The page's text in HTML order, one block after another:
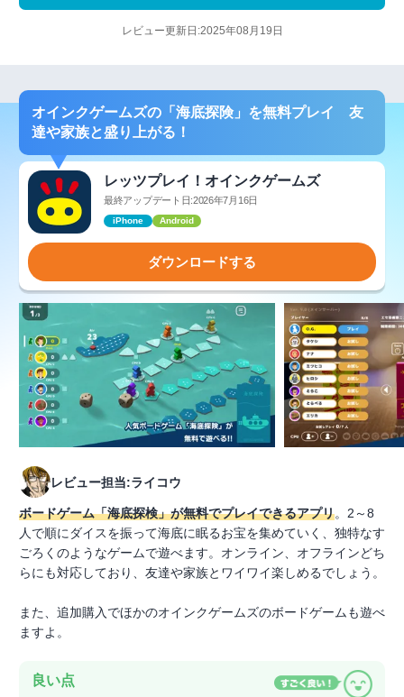
レビュー更新日:2025年08月19日
オインクゲームズの「海底探険」を無料プレイ 友
達や家族と盛り上がる！
レッツプレイ！オインクゲームズ
最終アップデート日:2026年7月16日
iPhone Android
ダウンロードする
レビュー担当:ライコウ
ボードゲーム「海底探検」が無料でプレイできるアプリ。2～8
人で順にダイスを振って海底に眠るお宝を集めていく、独特なす
ごろくのようなゲームで遊べます。オンライン、オフラインどち
らにも対応しており、友達や家族とワイワイ楽しめるでしょう。
また、追加購入でほかのオインクゲームズのボードゲームも遊べ
ますよ。
良い点